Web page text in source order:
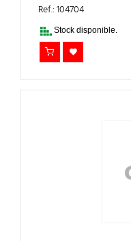
ERA:
18,07€.
Ref.: 104704
Stock disponible.